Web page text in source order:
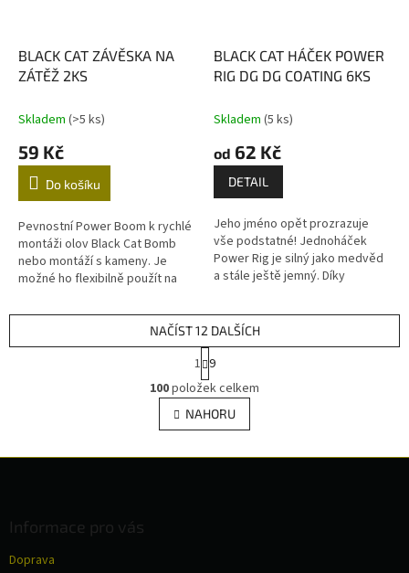
BLACK CAT ZÁVĚSKA NA
ZÁTĚŽ 2KS
Skladem (>5 ks)
59 Kč
Do košíku
Pevnostní Power Boom k rychlé
montáži olov Black Cat Bomb
nebo montáží s kameny. Je
možné ho flexibilně použít na
BLACK CAT HÁČEK POWER
RIG DG DG COATING 6KS
Skladem (5 ks)
od 62 Kč
DETAIL
Jeho jméno opět prozrazuje
vše podstatné! Jednoháček
Power Rig je silný jako medvěd
a stále ještě jemný. Díky
háček v rybí tlamě velmi
agresivně otáčí....
O
v
l
á
NAČÍST 12 DALŠÍCH
t
r
á
n
k
v
1 9
100položek celkem
NAHORU
Informace pro vás
Doprava